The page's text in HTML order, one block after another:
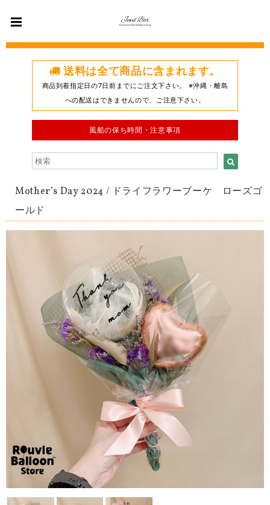
送料は全て商品に含まれます。
商品到着指定日の7日前までにご注文下さい。 ※沖縄・離島
への配送はできませんので、ご注意下さい。
風船の保ち時間・注意事項
Mother’s Day 2024 / ドライフラワーブーケ ローズゴ
ールド